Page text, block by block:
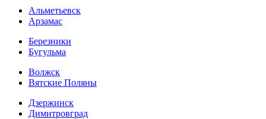
Альметьевск
Арзамас
Березники
Бугульма
Волжск
Вятские Поляны
Дзержинск
Димитровград